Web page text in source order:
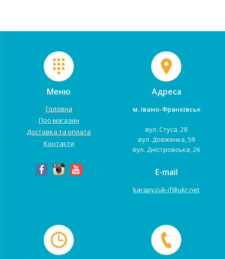
Меню
Головна
Про магазин
Доставка та оплата
Контакти
Адреса
м. Івано-Франківськ
вул. Стуса, 28
вул. Довженка, 59
вул. Дністровська, 26
E-mail
karapyzuk-if@ukr.net